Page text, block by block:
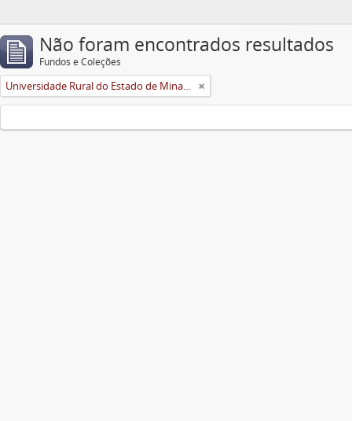
Não foram encontrados resultados
Fundos e Coleções
Universidade Rural do Estado de Minas Gerais (Uremg)